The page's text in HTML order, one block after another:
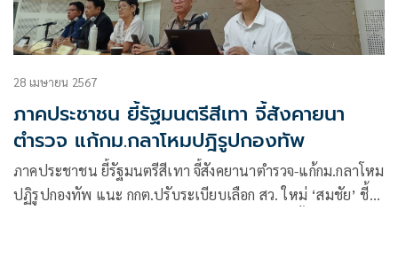
28 เมษายน 2567
ภาคประชาชน ยี้รัฐมนตรีสีเทา จี้สังคายนา
ตำรวจ แก้กม.กลาโหมปฎิรูปกองทัพ
ภาคประชาชน ยี้รัฐมนตรีสีเทา จี้สังคยานาตำรวจ-แก้กม.กลาโหม
ปฏิรูปกองทัพ แนะ กกต.ปรับระเบียบเลือก สว. ใหม่ ‘สมชัย’ ชี้